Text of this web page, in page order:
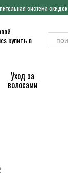
система скидок
Уход за
волосами